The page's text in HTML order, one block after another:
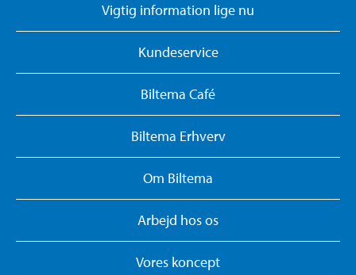
Vigtig information lige nu
Kundeservice
Biltema Café
Biltema Erhverv
Om Biltema
Arbejd hos os
Vores koncept